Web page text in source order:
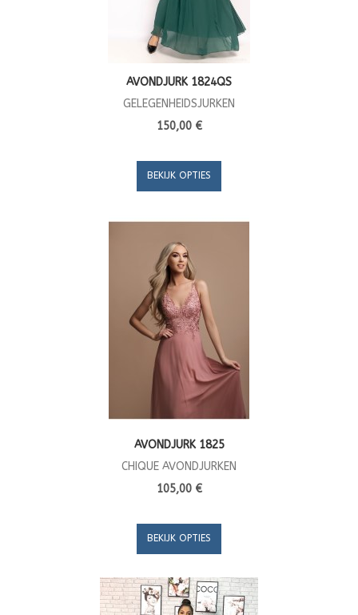
AVONDJURK 1824QS
GELEGENHEIDSJURKEN
150,00 €
BEKIJK OPTIES
AVONDJURK 1825
CHIQUE AVONDJURKEN
105,00 €
BEKIJK OPTIES